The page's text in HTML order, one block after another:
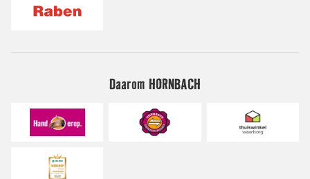
Daarom HORNBACH